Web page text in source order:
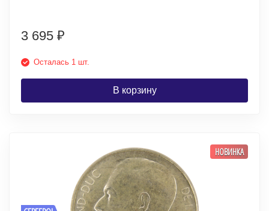
3 695 ₽
Осталась 1 шт.
В корзину
НОВИНКА